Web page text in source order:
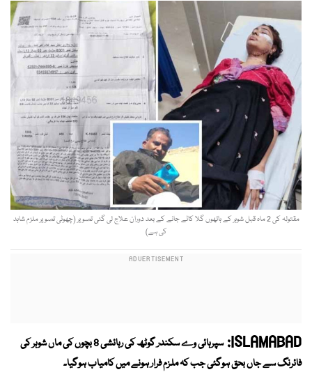
مقتولہ کی 2 ماہ قبل شوہر کے ہاتھوں گلا کاٹے جانے کے بعد دوران علاج لی گئی تصویر (چھوٹی تصویر ملزم شاہد
کی ہے)
ISLAMABAD:
سپرہائی وے سکندر گوٹھ کی رہائشی 8 بچوں کی ماں شوہر کی
فائرنگ سے جاں بحق ہوگئی جب کہ ملزم فرار ہونے میں کامیاب ہوگیا۔